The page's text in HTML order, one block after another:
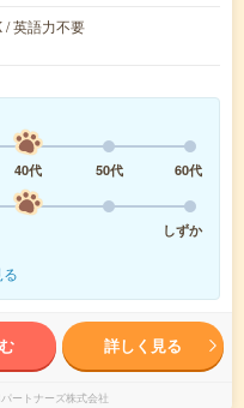
/ 英語力不要
40代 50代
60代
しずか
詳しく見る
ートナーズ株式会社